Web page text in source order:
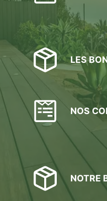
LES
NOS
NOTRE